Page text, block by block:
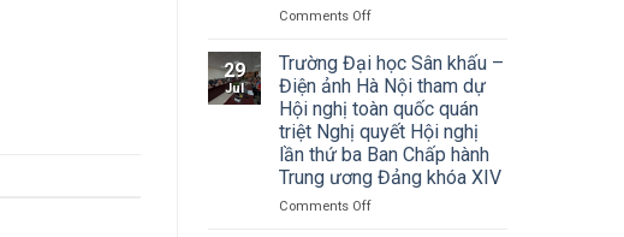
Comments Offon
báo
về
việc
triển
khai
Công
văn
số
29
Jul
Trường Đại học Sân khấu –
Điện ảnh Hà Nội tham dự
Hội nghị toàn quốc quán
triệt Nghị quyết Hội nghị
lần thứ ba Ban Chấp hành
Trung ương Đảng khóa XIV
Comments Offon